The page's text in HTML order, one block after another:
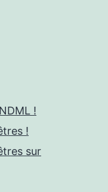
!
!
sur